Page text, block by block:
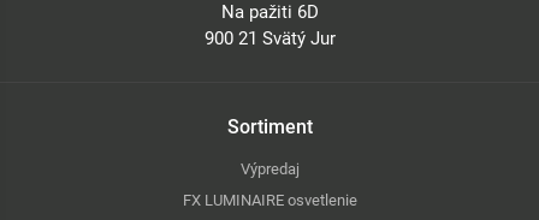
Na pažiti 6D
900 21 Svätý Jur
Sortiment
Výpredaj
FX LUMINAIRE osvetlenie